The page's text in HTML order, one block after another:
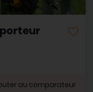
porteur
au comparateur